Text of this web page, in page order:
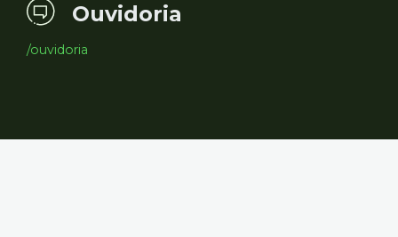
Ouvidoria
/ouvidoria